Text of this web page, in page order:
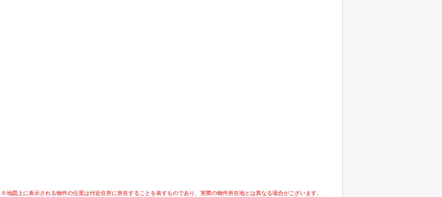
※地図上に表示される物件の位置は付近住所に所在することを表すものであり、実際の物件所在地とは異なる場合がございます。